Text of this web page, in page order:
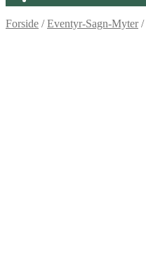
Forside /Eventyr-Sagn-Myter/